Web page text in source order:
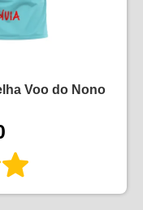
Voo do Nono